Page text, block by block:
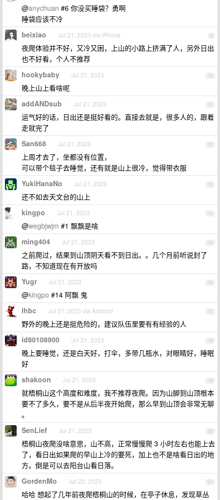
@anychuan #6 你没买睡袋？勇啊
睡袋应该不冷
9
beixiao Jul 21, 2023 via iPhone
夜爬体验并不好，又冷又困，上山的小路上挤满了人，另外日出
也不好看，个人不推荐
10
hookybaby Jul 21, 2023
晚上山上看啥呢
11
addANDsub Jul 21, 2023
运气好的话，日出还是挺好看的。直接去就是，很多人的，跟着
走就完了
12
San668 Jul 21, 2023
上周才去了，坐都没有位置，
可以带个毯子去睡觉，还有就是山上很冷，觉得带衣服
13
YukiHanaNo Jul 21, 2023
还不如去天文台的山上
14
kingpo Jul 21, 2023
@wegbjwjm #1 飘飘是啥
15
ming404 Jul 21, 2023
之前爬过，结果到山顶阴天看不到日出。。几个月前听说封了
路，不知道现在有开放吗
16
Yugr Jul 21, 2023
@kingpo #14 阿飘 鬼
17
lhbc Jul 21, 2023 via Android
野外的晚上还是挺危险的，建议队伍里要有有经验的人
18
id80108900 Jul 21, 2023
晚上要睡觉，还是白天好，打伞，多带几瓶水，对眼睛好，睡眠
好
19
shakoon Jul 21, 2023
就梧桐山这个高度和难度，我不推荐夜爬。因为山脚到山顶根本
要不了多久，要不是从后半夜开始爬，那么早到山顶会非常无聊
。
20
SenLief Jul 21, 2023
梧桐山夜爬没啥意思，山不高，正常慢慢爬 3 小时左右也能上去
了，看日出如果爬的早山上冷的要死，加上也不是啥看日出的地
方。倒是可以去阳台山看日落。
21
GordenMo Jul 22, 2023
哈哈 想起了几年前夜爬梧桐山的时候，在亭子休息，发现草丛